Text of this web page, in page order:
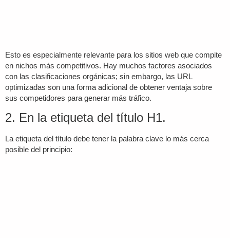
Esto es especialmente relevante para los sitios web que compite
en nichos más competitivos. Hay muchos factores asociados
con las clasificaciones orgánicas; sin embargo, las URL
optimizadas son una forma adicional de obtener ventaja sobre
sus competidores para generar más tráfico.
2. En la etiqueta del título H1.
La etiqueta del título debe tener la palabra clave lo más cerca
posible del principio: